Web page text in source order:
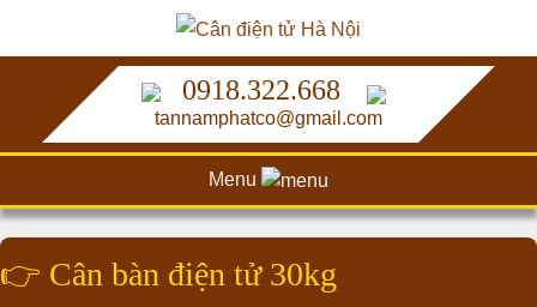
0918.322.668
tannamphatco@gmail.com
Menu
👉 Cân bàn điện tử 30kg